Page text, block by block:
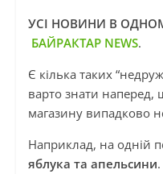
УСІ НОВИНИ В
БАЙРАКТАР NEWS.
Є кілька таких
варто знати наперед,
магазину випадково
Наприклад, на одній
яблука та апельсини